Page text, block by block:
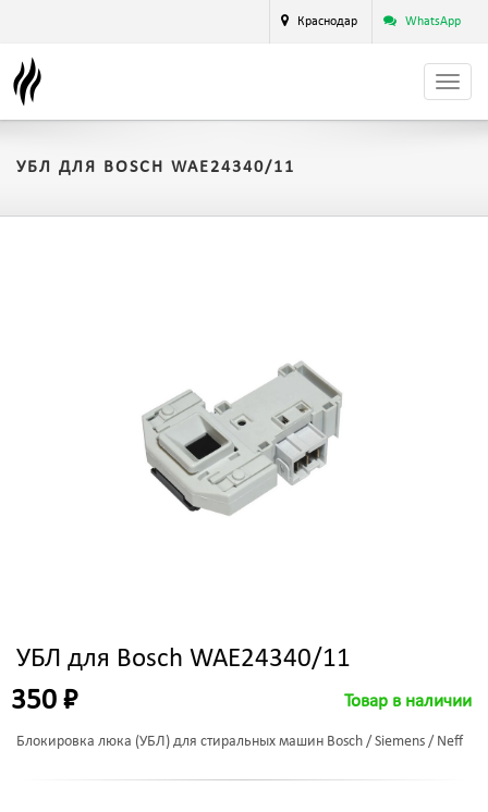
Краснодар WhatsApp
УБЛ ДЛЯ BOSCH WAE24340/11
УБЛ для Bosch WAE24340/11
350 ₽ Товар в наличии
Блокировка люка (УБЛ) для стиральных машин Bosch / Siemens / Neff